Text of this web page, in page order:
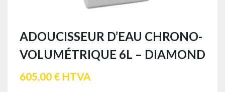
ADOUCISSEUR D’EAU CHRONO-
VOLUMÉTRIQUE 6L – DIAMOND
605,00 € HTVA